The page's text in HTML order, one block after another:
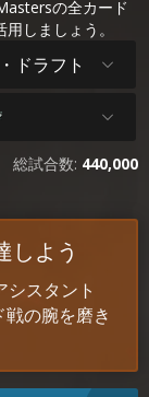
の全カード
しましょう。
ドラフト
総試合数: 440,000
よう
スタント
の腕を磨き